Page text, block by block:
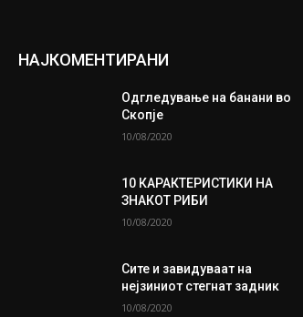
НАЈКОМЕНТИРАНИ
Одгледување на банани во
Скопје
10/08/2020
10 КАРАКТЕРИСТИКИ НА
ЗНАКОТ РИБИ
10/08/2020
Сите и завидуваат на
нејзиниот стегнат задник
10/08/2020